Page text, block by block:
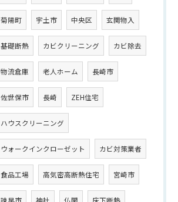
菊陽町 宇土市 中央区 玄関物入
基礎断熱 カビクリーニング カビ除去
物流倉庫 老人ホーム 長崎市
佐世保市 長崎 ZEH住宅
ハウスクリーニング
ウォークインクローゼット カビ対策業者
食品工場 高気密高断熱住宅 宮崎市